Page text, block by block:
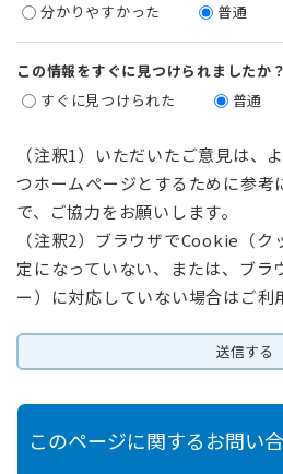
分かりやすかった
普通
この情報をすぐに見つけられましたか？
すぐに見つけられた
普通
（注釈1）いただいたご意見は、
つホームページとするために参考
で、ご協力をお願いします。
（注釈2）ブラウザでCookie（
定になっていない、または、ブ
ー）に対応していない場合はご利
このページに関するお問い